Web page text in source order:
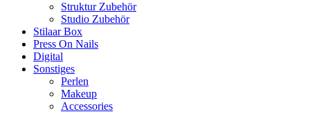
Struktur Zubehör
Studio Zubehör
Stilaar Box
Press On Nails
Digital
Sonstiges
Perlen
Makeup
Accessories